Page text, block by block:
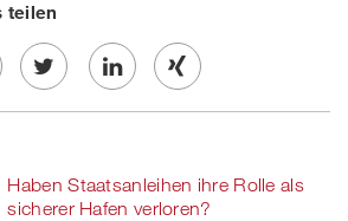
teilen
Twe
on
Share
linkedin
Share
Xing
Haben Staatsanleihen ihre Rolle als
sicherer Hafen verloren?